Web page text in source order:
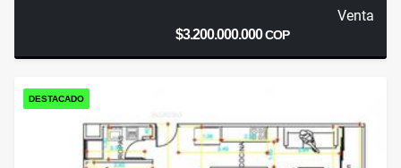
Venta
$3.200.000.000COP
DESTACADO